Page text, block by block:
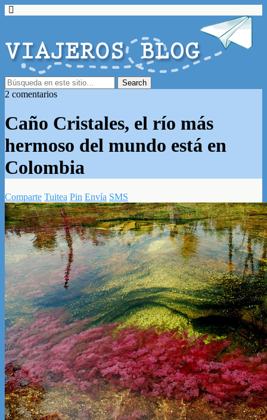
2 comentarios
Caño Cristales, el río más
hermoso del mundo está en
Colombia
Comparte Tuitea Pin Envía SMS